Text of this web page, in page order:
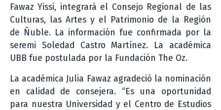
Fawaz Yissi, integrará el Consejo Regional de las
Culturas, las Artes y el Patrimonio de la Región
de Ñuble. La información fue confirmada por la
seremi Soledad Castro Martínez. La académica
UBB fue postulada por la Fundación The Oz.
La académica Julia Fawaz agradeció la nominación
en calidad de consejera. “Es una oportunidad
para nuestra Universidad y el Centro de Estudios